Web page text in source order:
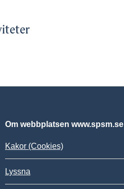
Om webbplatsen www.spsm.se
Kakor (Cookies)
Lyssna